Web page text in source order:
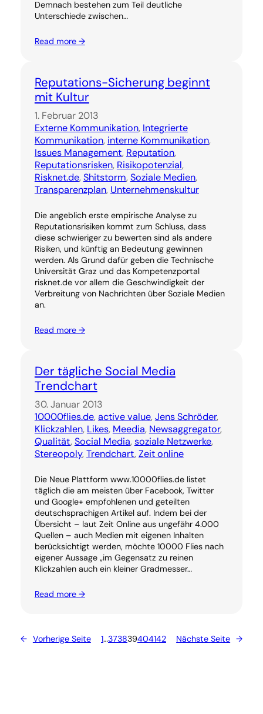
Demnach bestehen zum Teil deutliche
Unterschiede zwischen…
Read more →
Reputations-Sicherung beginnt
mit Kultur
1. Februar 2013
Externe Kommunikation, Integrierte
Kommunikation, interne Kommunikation,
Issues Management, Reputation,
Reputationsrisken, Risikopotenzial,
Risknet.de, Shitstorm, Soziale Medien,
Transparenzplan, Unternehmenskultur
Die angeblich erste empirische Analyse zu
Reputationsrisiken kommt zum Schluss, dass
diese schwieriger zu bewerten sind als andere
Risiken, und künftig an Bedeutung gewinnen
werden. Als Grund dafür geben die Technische
Universität Graz und das Kompetenzportal
risknet.de vor allem die Geschwindigkeit der
Verbreitung von Nachrichten über Soziale Medien
an.
Read more →
Der tägliche Social Media
Trendchart
30. Januar 2013
10000flies.de, active value, Jens Schröder,
Klickzahlen, Likes, Meedia, Newsaggregator,
Qualität, Social Media, soziale Netzwerke,
Stereopoly, Trendchart, Zeit online
Die Neue Plattform www.10000flies.de listet
täglich die am meisten über Facebook, Twitter
und Google+ empfohlenen und geteilten
deutschsprachigen Artikel auf. Indem bei der
Übersicht – laut Zeit Online aus ungefähr 4.000
Quellen – auch Medien mit eigenen Inhalten
berücksichtigt werden, möchte 10000 Flies nach
eigener Aussage „im Gegensatz zu reinen
Klickzahlen auch ein kleiner Gradmesser…
Read more →
← Vorherige Seite 1…373839404142 Nächste Seite →